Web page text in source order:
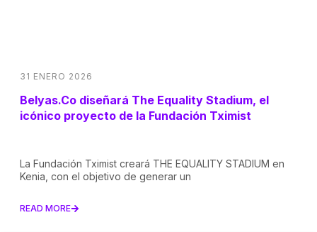
31 ENERO 2026
Belyas.Co diseñará The Equality Stadium, el
icónico proyecto de la Fundación Tximist
La Fundación Tximist creará THE EQUALITY STADIUM en
Kenia, con el objetivo de generar un
READ MORE